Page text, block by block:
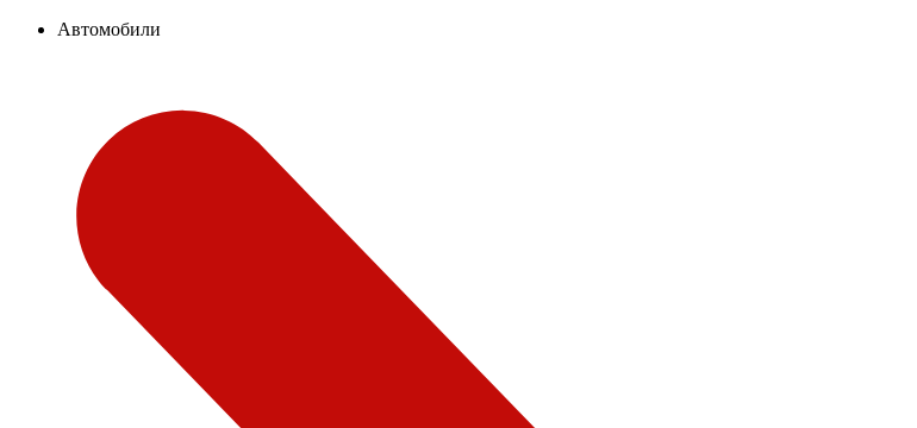
Автомобили